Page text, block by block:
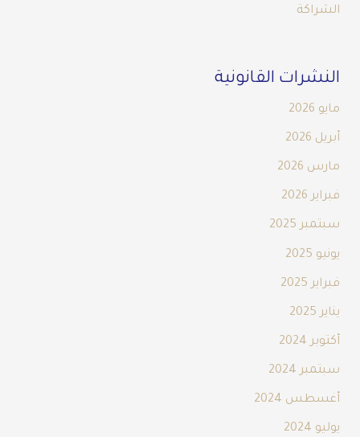
الشراكة
النشرات القانونية
مايو 2026
أبريل 2026
مارس 2026
فبراير 2026
سبتمبر 2025
يونيو 2025
فبراير 2025
يناير 2025
أكتوبر 2024
سبتمبر 2024
أغسطس 2024
يوليو 2024